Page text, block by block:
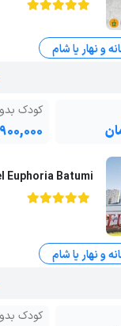
و نهار یا شام
کودک
۵۱,۹۰۰,۰۰۰
Euphoria Batumi
و نهار یا شام
کودک